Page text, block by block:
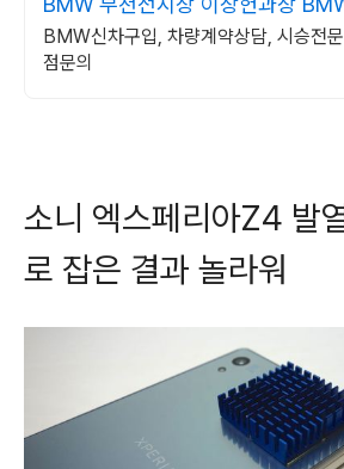
BMW신차구입, 차량계약상담, 시승전
점문의
소니 엑스페리아Z4 발
로 잡은 결과 놀라워